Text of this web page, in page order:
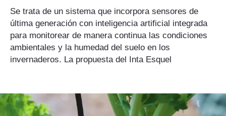
Tecnología
Maquinaria agrícola
Agenda
Clima
Agronegocios
Se trata de un sistema que incorpora sensores de
última generación con inteligencia artificial integrada
para monitorear de manera continua las condiciones
ambientales y la humedad del suelo en los
invernaderos. La propuesta del Inta Esquel